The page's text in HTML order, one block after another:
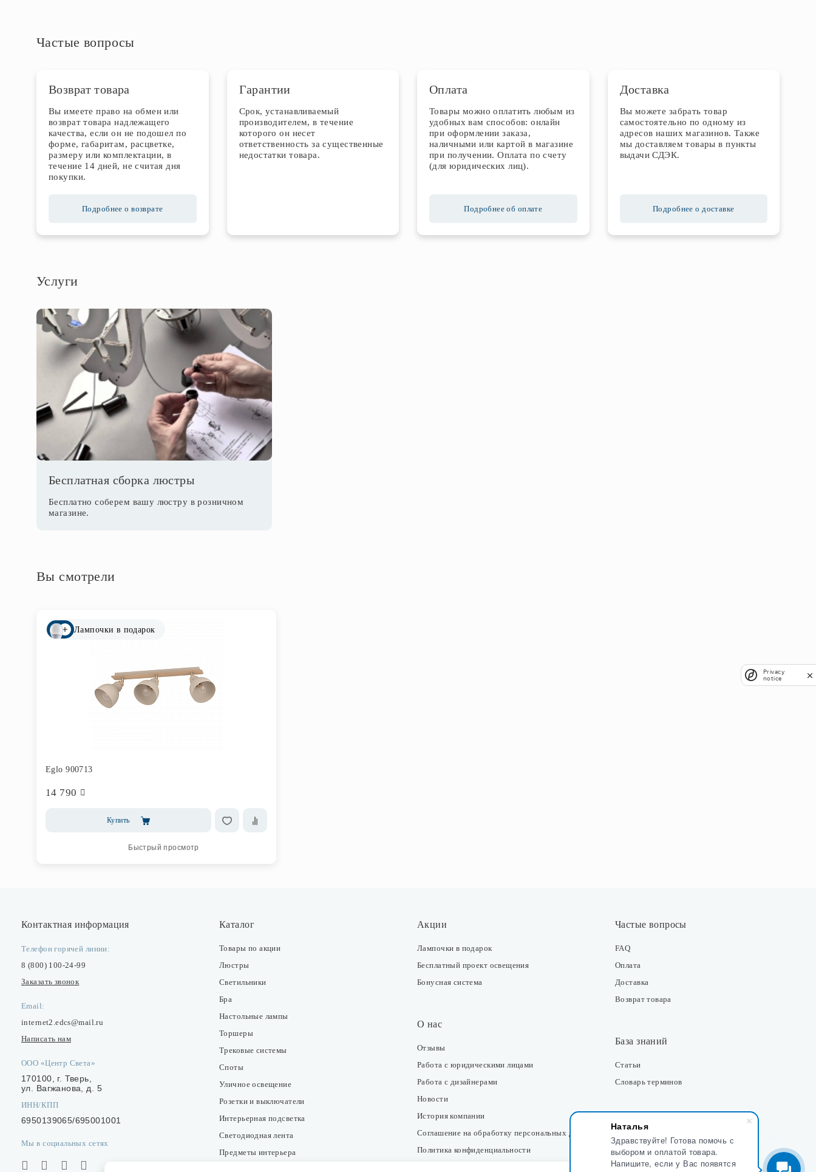
Наталья
Здравствуйте! Готова помочь с
выбором и оплатой товара.
Напишите, если у Вас появятся
Частые вопросы
Возврат товара
Вы имеете право на обмен или
возврат товара надлежащего
качества, если он не подошел по
форме, габаритам, расцветке,
размеру или комплектации, в
течение 14 дней, не считая дня
покупки.
Подробнее о возврате
Гарантии
Срок, устанавливаемый
производителем, в течение
которого он несет
ответственность за существенные
недостатки товара.
Оплата
Товары можно оплатить любым из
удобных вам способов: онлайн
при оформлении заказа,
наличными или картой в магазине
при получении. Оплата по счету
(для юридических лиц).
Подробнее об оплате
Доставка
Вы можете забрать товар
самостоятельно по одному из
адресов наших магазинов. Также
мы доставляем товары в пункты
выдачи СДЭК.
Подробнее о доставке
Услуги
Бесплатная сборка люстры
Бесплатно соберем вашу люстру в розничном
магазине.
Вы смотрели
Eglo 900713
Лампочки в подарок
14 790
Купить
Быстрый просмотр
Контактная информация
Телефон горячей линии:
8 (800) 100-24-99
Заказать звонок
Email:
internet2.edcs@mail.ru
Написать нам
ООО «Центр Света»
170100, г. Тверь,
ул. Вагжанова, д. 5
ИНН/КПП
6950139065/695001001
Мы в социальных сетях
Каталог
Товары по акции
Люстры
Светильники
Бра
Настольные лампы
Торшеры
Трековые системы
Споты
Уличное освещение
Розетки и выключатели
Интерьерная подсветка
Светодиодная лента
Предметы интерьера
Акции
Лампочки в подарок
Бесплатный проект освещения
Бонусная система
О нас
Отзывы
Работа с юридическими лицами
Работа с дизайнерами
Новости
История компании
Соглашение на обработку персональных данных
Политика конфиденциальности
Частые вопросы
FAQ
Оплата
Доставка
Возврат товара
База знаний
Статьи
Словарь терминов
Контакты
Розничные магазины
Интернет-магазин
Privacy
notice